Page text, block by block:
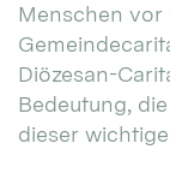
Menschen vor
Diözesan-
Bedeutung,
dieser